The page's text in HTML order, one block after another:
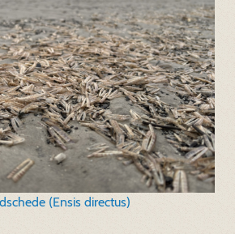
(Ensis directus)